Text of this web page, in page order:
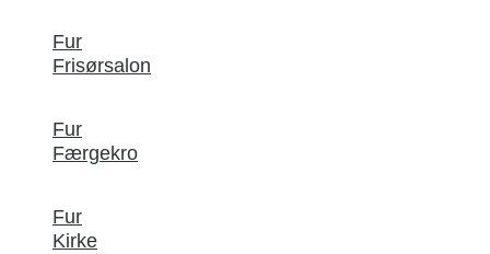
Fur
Frisørsalon
Fur
Færgekro
Fur
Kirke